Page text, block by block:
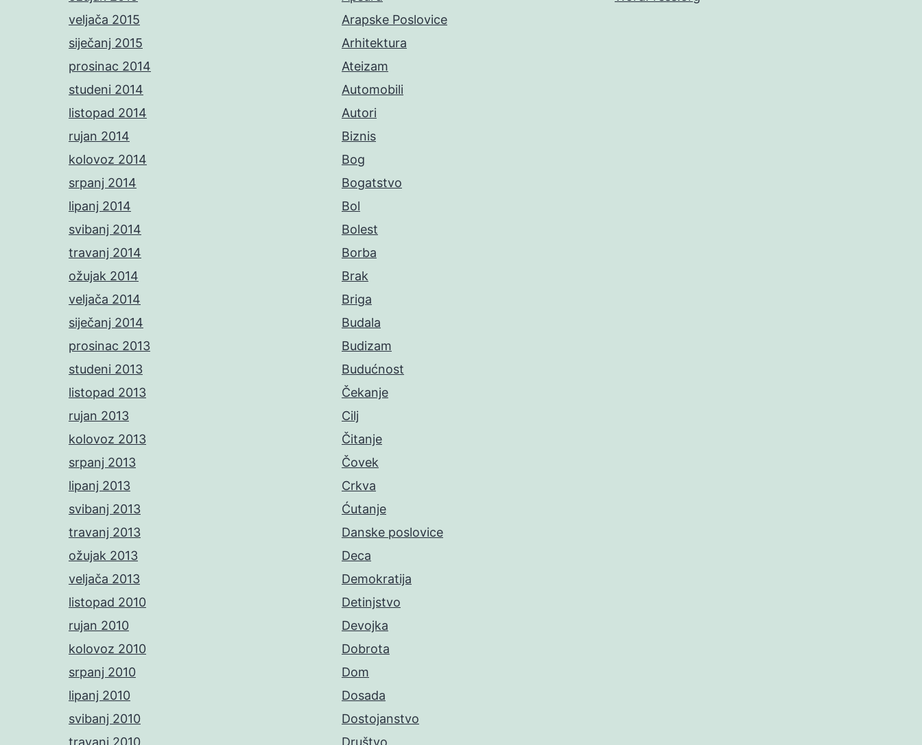
veljača 2015
siječanj 2015
prosinac 2014
studeni 2014
listopad 2014
rujan 2014
kolovoz 2014
srpanj 2014
lipanj 2014
svibanj 2014
travanj 2014
ožujak 2014
veljača 2014
siječanj 2014
prosinac 2013
studeni 2013
listopad 2013
rujan 2013
kolovoz 2013
srpanj 2013
lipanj 2013
svibanj 2013
travanj 2013
ožujak 2013
veljača 2013
listopad 2010
rujan 2010
kolovoz 2010
srpanj 2010
lipanj 2010
svibanj 2010
travanj 2010
Arapske Poslovice
Arhitektura
Ateizam
Automobili
Autori
Biznis
Bog
Bogatstvo
Bol
Bolest
Borba
Brak
Briga
Budala
Budizam
Budućnost
Čekanje
Cilj
Čitanje
Čovek
Crkva
Ćutanje
Danske poslovice
Deca
Demokratija
Detinjstvo
Devojka
Dobrota
Dom
Dosada
Dostojanstvo
Društvo